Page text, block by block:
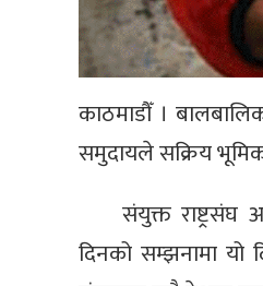
काठमाडौँ ।
समुदायले सक्रिय
संयुक्त
दिनको सम्झनामा यो